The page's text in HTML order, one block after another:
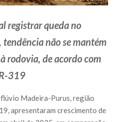
registrar queda no
não se mantém
rodovia, de acordo com
319
Madeira-Purus, região
apresentaram crescimento de